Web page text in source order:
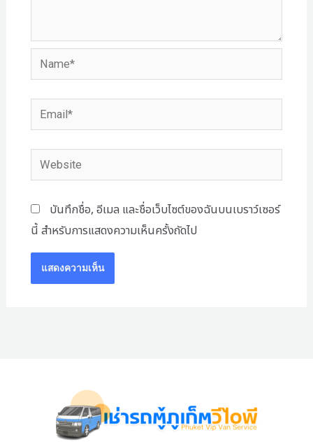
Name*
Email*
Website
บันทึกชื่อ, อีเมล และชื่อเว็บไซต์ของฉันบนเบราว์เซอร์
นี้ สำหรับการแสดงความเห็นครั้งถัดไป